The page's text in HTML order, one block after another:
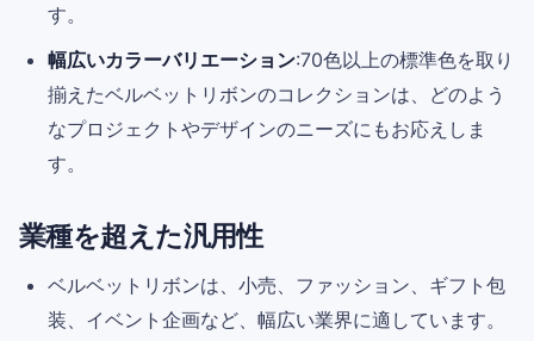
す。
幅広いカラーバリエーション:70色以上の標準色を取り
揃えたベルベットリボンのコレクションは、どのよう
なプロジェクトやデザインのニーズにもお応えしま
す。
業種を超えた汎用性
ベルベットリボンは、小売、ファッション、ギフト包
装、イベント企画など、幅広い業界に適しています。